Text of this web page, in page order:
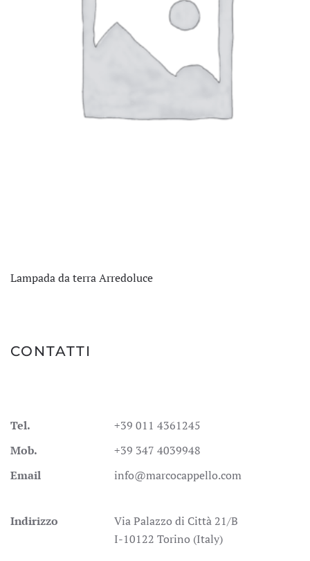
Lampada da terra Arredoluce
CONTATTI
Tel.
+39 011 4361245
Mob.
+39 347 4039948
Email
info@marcocappello.com
Indirizzo
Via Palazzo di Città 21/B
I-10122 Torino (Italy)